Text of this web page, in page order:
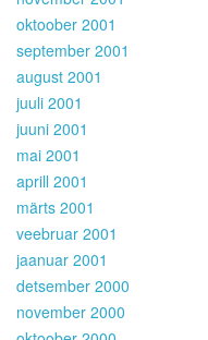
oktoober 2001
september 2001
august 2001
juuli 2001
juuni 2001
mai 2001
aprill 2001
märts 2001
veebruar 2001
jaanuar 2001
detsember 2000
november 2000